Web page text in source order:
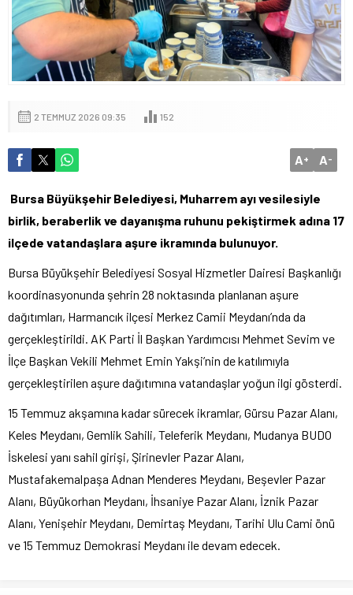
2 TEMMUZ 2026 09:35 152
A+ A-
Bursa Büyükşehir Belediyesi, Muharrem ayı vesilesiyle
birlik, beraberlik ve dayanışma ruhunu pekiştirmek adına 17
ilçede vatandaşlara aşure ikramında bulunuyor.
Bursa Büyükşehir Belediyesi Sosyal Hizmetler Dairesi Başkanlığı
koordinasyonunda şehrin 28 noktasında planlanan aşure
dağıtımları, Harmancık ilçesi Merkez Camii Meydanı’nda da
gerçekleştirildi. AK Parti İl Başkan Yardımcısı Mehmet Sevim ve
İlçe Başkan Vekili Mehmet Emin Yakşi’nin de katılımıyla
gerçekleştirilen aşure dağıtımına vatandaşlar yoğun ilgi gösterdi.
15 Temmuz akşamına kadar sürecek ikramlar, Gürsu Pazar Alanı,
Keles Meydanı, Gemlik Sahili, Teleferik Meydanı, Mudanya BUDO
İskelesi yanı sahil girişi, Şirinevler Pazar Alanı,
Mustafakemalpaşa Adnan Menderes Meydanı, Beşevler Pazar
Alanı, Büyükorhan Meydanı, İhsaniye Pazar Alanı, İznik Pazar
Alanı, Yenişehir Meydanı, Demirtaş Meydanı, Tarihi Ulu Cami önü
ve 15 Temmuz Demokrasi Meydanı ile devam edecek.